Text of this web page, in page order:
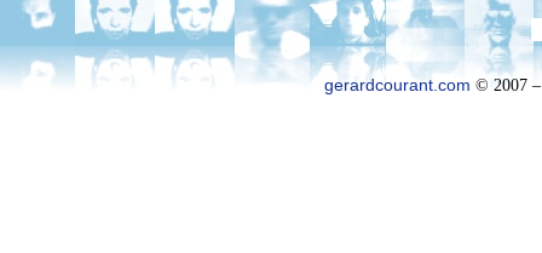
gerardcourant.com © 2007